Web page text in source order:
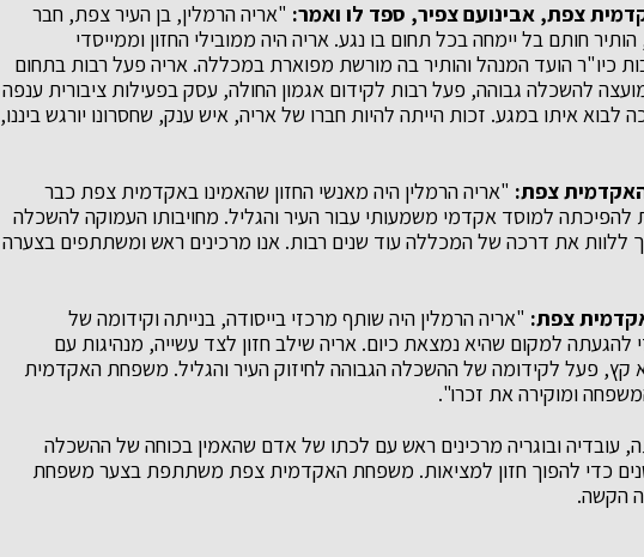
צפת, אבינועם צפיר, ספד לו ואמר: "אריה הרמלין, בן העיר צפת, חבר
הותיר חותם בל יימחה בכל תחום בו נגע. אריה היה ממובילי החזון וממייסדי
כיו"ר הועד המנהל והותיר בה מורשת מפוארת במכללה. אריה פעל רבות בתחום
להשכלה גבוהה, פעל רבות לקידום אגמון החולה, עסק בפעילות ציבורית ענפה
לבוא איתו במגע. זכות הייתה להיות חברו של אריה, איש ענק, שחסרונו יורגש ביננו,
צפת: "אריה הרמלין היה מאנשי החזון שהאמינו באקדמית צפת כבר
למוסד אקדמי משמעותי עבור העיר והגליל. מחויבותו העמוקה להשכלה
ללוות את דרכה של המכללה עוד שנים רבות. אנו מרכינים ראש ומשתתפים בצערה
צפת: "אריה הרמלין היה שותף מרכזי בייסודה, בנייתה וקידומה של
למקום שהיא נמצאת כיום. אריה שילב חזון לצד עשייה, מנהיגות עם
קץ, פעל לקידומה של ההשכלה הגבוהה לחיזוק העיר והגליל. משפחת האקדמית
ומוקירה את זכרו".
עובדיה ובוגריה מרכינים ראש עם לכתו של אדם שהאמין בכוחה של ההשכלה
כדי להפוך חזון למציאות. משפחת האקדמית צפת משתתפת בצער משפחת
הקשה.